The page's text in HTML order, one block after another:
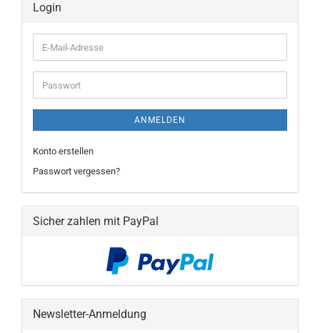
Login
E-
Mail-
Adresse
Passwort
ANMELDEN
Konto erstellen
Passwort vergessen?
Sicher zahlen mit PayPal
Newsletter-Anmeldung